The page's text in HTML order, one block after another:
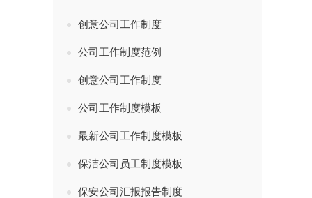
创意公司工作制度
公司工作制度范例
创意公司工作制度
公司工作制度模板
最新公司工作制度模板
保洁公司员工制度模板
保安公司汇报报告制度